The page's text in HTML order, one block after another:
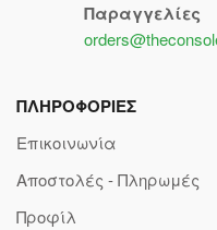
Παραγγελίες
ΠΛΗΡΟΦΟΡΙΕΣ
Επικοινωνία
Αποστολές - Πληρωμές
Προφίλ